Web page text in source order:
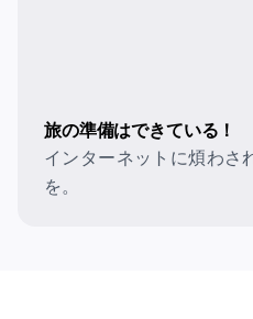
旅の準備はできている！
インターネットに煩わさ
を。